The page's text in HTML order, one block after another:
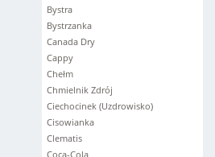
Bystra
Bystrzanka
Canada Dry
Cappy
Chełm
Chmielnik Zdrój
Ciechocinek (Uzdrowisko)
Cisowianka
Clematis
Coca-Cola